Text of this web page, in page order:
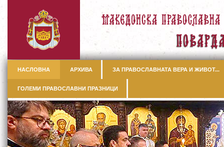
НАСЛОВНА АРХИВА ЗА ПРАВОСЛАВНАТА ВЕРА И ЖИВОТ...
ГОЛЕМИ ПРАВОСЛАВНИ ПРАЗНИЦИ